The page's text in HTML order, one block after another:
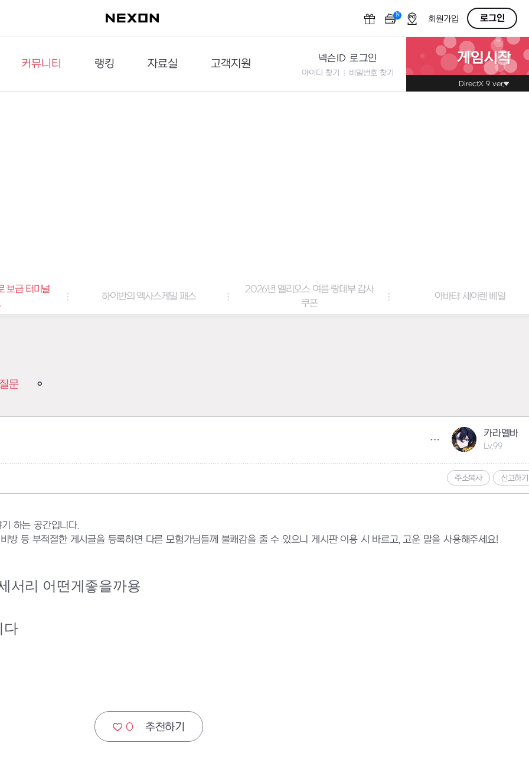
N OFF회원가입 로그인
커뮤니티
이슈게시판
랭킹
던전랭킹
자료실
다운로드
고객지원
문의하기
넥슨ID 로그인
아이디 찾기 비밀번호 찾기
게임시작
DirectX 9 ver.
보급 터미널
하이반의 엑사스케일 패스
2026년 엘리오스 여름 랑데부 감사
쿠폰
아바타: 세이렌 베일
문
카라멜바
Lv.99
주소복사 신고하기
하는 공간입니다.
방 등 부적절한 게시글을 등록하면 다른 모험가님들께 불쾌감을 줄 수 있으니 게시판 이용 시 바르고, 고운 말을 사용해주세요!
서리 어떤게좋을까용
다
0 추천하기